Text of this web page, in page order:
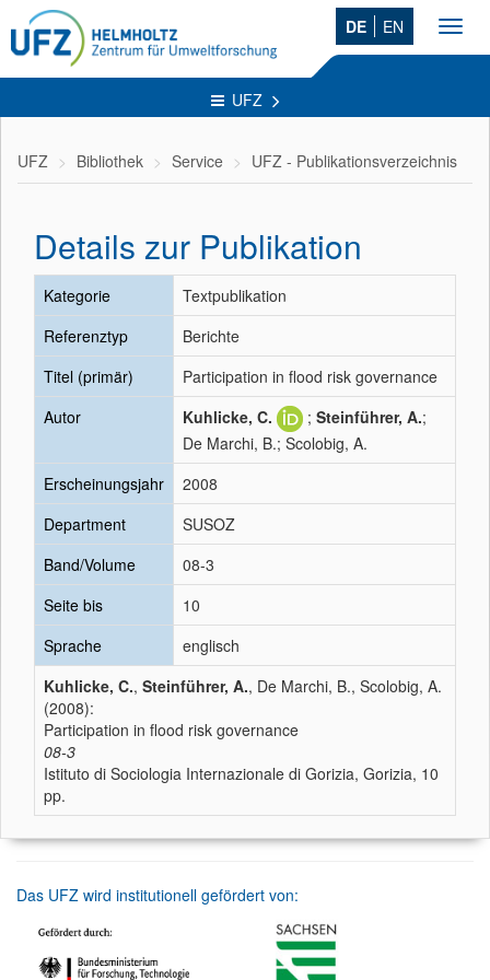
DE EN
UFZ
UFZ Bibliothek Service UFZ - Publikationsverzeichnis
Details zur Publikation
Kategorie
Textpublikation
Referenztyp
Berichte
Titel (primär)
Participation in flood risk governance
Autor
Kuhlicke, C. ; Steinführer, A.;
De Marchi, B.; Scolobig, A.
Erscheinungsjahr
2008
Department
SUSOZ
Band/Volume
08-3
Seite bis
10
Sprache
englisch
Kuhlicke, C., Steinführer, A., De Marchi, B., Scolobig, A.
(2008):
Participation in flood risk governance
08-3
Istituto di Sociologia Internazionale di Gorizia, Gorizia, 10
pp.
Das UFZ wird institutionell gefördert von: